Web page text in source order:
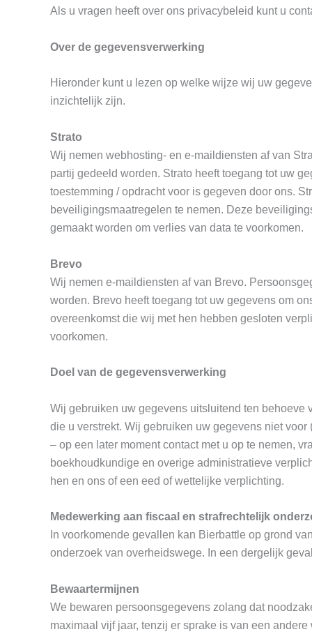
Als u vragen heeft over ons privacybeleid kunt u
Over de gegevensverwerking
Hieronder kunt u lezen op welke wijze wij uw
inzichtelijk zijn.
Strato
Wij nemen webhosting- en e-maildiensten af van
partij gedeeld worden. Strato heeft toegang tot uw
toestemming / opdracht voor is gegeven door ons.
beveiligingsmaatregelen te nemen. Deze
gemaakt worden om verlies van data te voorkomen.
Brevo
Wij nemen e-maildiensten af van Brevo.
worden. Brevo heeft toegang tot uw gegevens om
overeenkomst die wij met hen hebben gesloten
voorkomen.
Doel van de gegevensverwerking
Wij gebruiken uw gegevens uitsluitend ten behoeve
die u verstrekt. Wij gebruiken uw gegevens niet
– op een later moment contact met u op te nemen,
boekhoudkundige en overige administratieve
hen en ons of een eed of wettelijke verplichting.
Medewerking aan fiscaal en strafrechtelijk
In voorkomende gevallen kan Bierbattle op grond
onderzoek van overheidswege. In een dergelijk
Bewaartermijnen
We bewaren persoonsgegevens zolang dat
maximaal vijf jaar, tenzij er sprake is van een